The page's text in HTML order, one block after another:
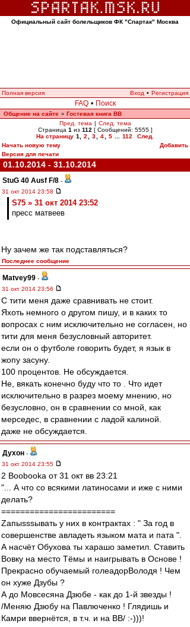
Официальный сайт болельщиков ФК "Спартак" Москва
Полная версия Вход • Регистрация
FAQ • Поиск
Общение на сайте » Гостевая книга ВВ
Пред. тема | След. тема
Страница 1 из 112 [ Сообщений: 5555 ]
На страницу 1 2 3 4 5 112
След.
Начать новую тему
Добавить
Версия для печати
01.10.2014 - 31.10.2014
StuG 40 Ausf F/8 -
31 окт 2014 23:58
S75 » 31 окт 2014 23:52
пресс матвеев
Ну зачем же так подставляться?
Последнее сообщение
Matvey99 -
31 окт 2014 23:56
С тити меня даже сравнивать не стоит.
Яхоть немного о другом пишу, и в каких то
вопросах с ним исключительно не согласен, но
тити для меня безусловный авторитет.
если он о футболе говорить будет, я язык в
жопу засуну.
100 процентов. Не обсуждается.
Не, вякать конечно буду что то . Что идет
исключительно в разрез моему мнению, но
безусловно, он в сравнении со мной, как
мерседес, в сравнении с ладой калиной.
даже не обсуждается.
Духон -
31 окт 2014 23:55
2 Boobooka от 31 окт вв 23:21
"... А что со всякими латиносами и иже с ними
делать?
========================
Zапыsssывать у них в контрактах : " За год в
совершенстве авладеть языком мата и пата ".
А насчёт Обухова ты харашо заметил. Ставить
Вовку на место Тёмы и наигрывать в Основе !
Прекрасно обучаемый голеадорВолодя ! Чем
он хуже Дзубы ?
А до Мовсесяна Дзюбе - как до 1-й звезды !
/Меняю Дзюбу на Павлюченко ! Глядишь и
Камри ввернётся, в т.ч. и на ВВ/ :-)))!